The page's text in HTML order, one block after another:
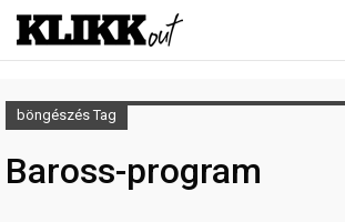
böngészés Tag
Baross-program